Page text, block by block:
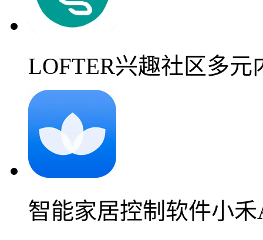
LOFTER兴趣社区多元
智能家居控制软件小禾